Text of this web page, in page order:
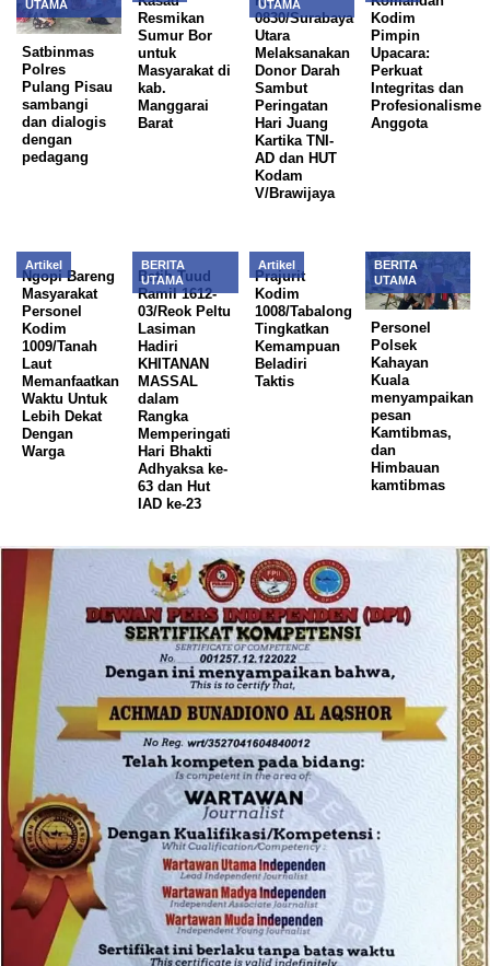
UTAMA
Satbinmas
Polres
Pulang Pisau
sambangi
dan dialogis
dengan
pedagang
Resmikan
Sumur Bor
untuk
Masyarakat di
kab.
Manggarai
Barat
UTAMA
0830/Surabaya
Utara
Melaksanakan
Donor Darah
Sambut
Peringatan
Hari Juang
Kartika TNI-
AD dan HUT
Kodam
V/Brawijaya
Kodim
Pimpin
Upacara:
Perkuat
Integritas dan
Profesionalisme
Anggota
Artikel
Ngopi Bareng
Masyarakat
Personel
Kodim
1009/Tanah
Laut
Memanfaatkan
Waktu Untuk
Lebih Dekat
Dengan
Warga
BERITA
UTAMA
Batih Tuud
Ramil 1612-
03/Reok Peltu
Lasiman
Hadiri
KHITANAN
MASSAL
dalam
Rangka
Memperingati
Hari Bhakti
Adhyaksa ke-
63 dan Hut
IAD ke-23
Artikel
Prajurit
Kodim
1008/Tabalong
Tingkatkan
Kemampuan
Beladiri
Taktis
BERITA
UTAMA
Personel
Polsek
Kahayan
Kuala
menyampaikan
pesan
Kamtibmas,
dan
Himbauan
kamtibmas